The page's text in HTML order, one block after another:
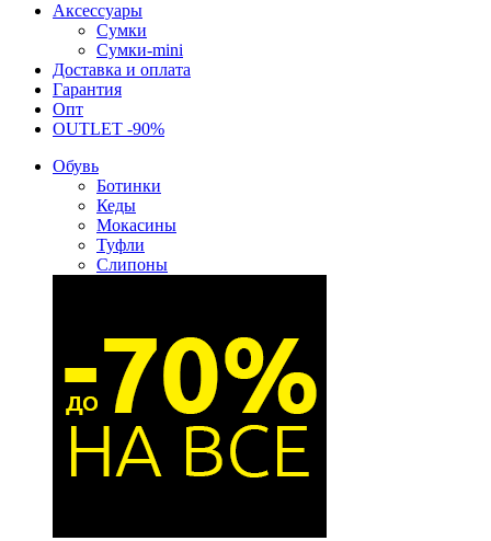
Аксессуары
Сумки
Сумки-mini
Доставка и оплата
Гарантия
Опт
OUTLET -90%
Обувь
Ботинки
Кеды
Мокасины
Туфли
Слипоны